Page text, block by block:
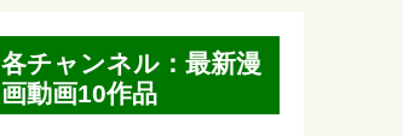
各チャンネル：最新漫
画動画10作品